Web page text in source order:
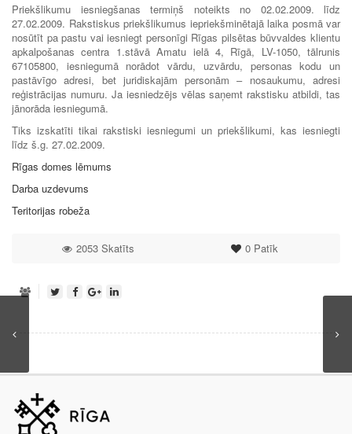
Priekšlikumu iesniegšanas termiņš noteikts no 02.02.2009. līdz
27.02.2009. Rakstiskus priekšlikumus iepriekšminētajā laika posmā var
nosūtīt pa pastu vai iesniegt personīgi Rīgas pilsētas būvvaldes klientu
apkalpošanas centra 1.stāvā Amatu ielā 4, Rīgā, LV-1050, tālrunis
67105800, iesniegumā norādot vārdu, uzvārdu, personas kodu un
pastāvīgo adresi, bet juridiskajām personām – nosaukumu, adresi
reģistrācijas numuru. Ja iesniedzējs vēlas saņemt rakstisku atbildi, tas
jānorāda iesniegumā.
Tiks izskatīti tikai rakstiski iesniegumi un priekšlikumi, kas iesniegti
līdz š.g. 27.02.2009.
Rīgas domes lēmums
Darba uzdevums
Teritorijas robeža
0Patīk
2053 Skatīts